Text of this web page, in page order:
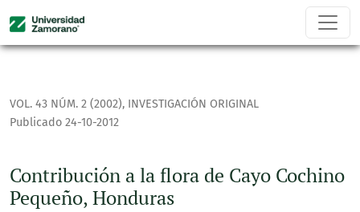
Contribución a la flora de Cayo Cochino Pequeño, Honduras
VOL. 43 NÚM. 2 (2002), INVESTIGACIÓN ORIGINAL
Contribución a la flora de Cayo Cochino
Pequeño, Honduras
Publicado 24-10-2012